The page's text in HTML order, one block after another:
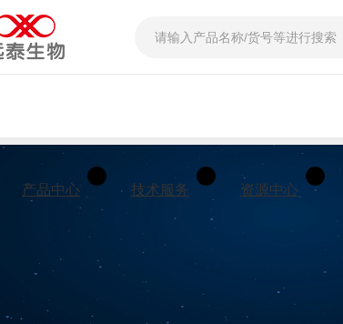
产品中心 技术服务 资源中心